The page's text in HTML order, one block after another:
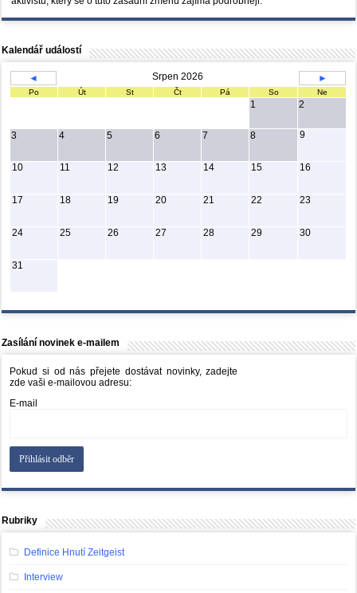
Kalendář událostí
◄ Srpen 2026 ►
Po Út St Čt Pá So Ne
1 2
3 4 5 6 7 8 9
10 11 12 13 14 15 16
17 18 19 20 21 22 23
24 25 26 27 28 29 30
31
Zasílání novinek e-mailem
Pokud si od nás přejete dostávat novinky, zadejte
zde vaši e-mailovou adresu:
E-mail
Rubriky
Definice Hnutí Zeitgeist
Interview